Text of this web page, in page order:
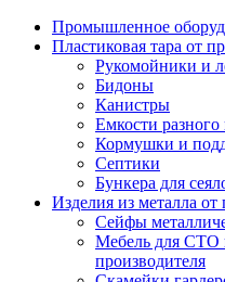
Промышленное
Пластиковая тара от
Рукомойники и
Бидоны
Канистры
Емкости разного
Кормушки и
Септики
Бункера для
Изделия из металла от
Сейфы
Мебель для СТО
производителя